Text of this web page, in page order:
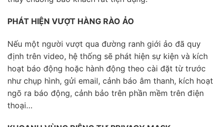
PHÁT HIỆN VƯỢT HÀNG RÀO ẢO
Nếu một người vượt qua đường ranh giới ảo đã quy
định trên video, hệ thống sẽ phát hiện sự kiện và kích
hoạt báo động hoặc hành động theo cài đặt từ trước
như chụp hình, gửi email, cảnh báo âm thanh, kích hoạt
ngõ ra báo động, cảnh bảo trên phần mềm trên điện
thoại…